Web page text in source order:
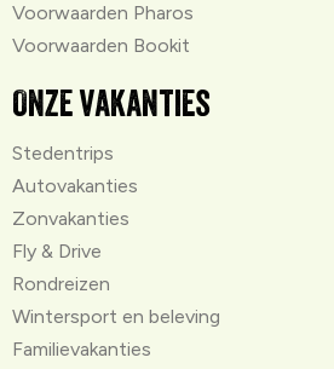
Voorwaarden Pharos
Voorwaarden Bookit
Onze vakanties
Stedentrips
Autovakanties
Zonvakanties
Fly & Drive
Rondreizen
Wintersport en beleving
Familievakanties